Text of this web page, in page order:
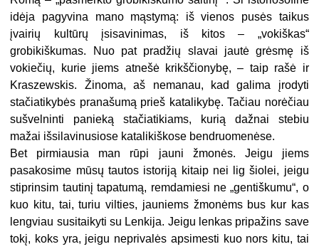
idėja pagyvina mano mąstymą: iš vienos pusės taikus
įvairių kultūrų įsisavinimas, iš kitos – „vokiškas“
grobikiškumas. Nuo pat pradžių slavai jautė grėsmę iš
vokiečių, kurie jiems atnešė krikščionybę, – taip rašė ir
Kraszewskis. Žinoma, aš nemanau, kad galima įrodyti
stačiatikybės pranašumą prieš katalikybę. Tačiau norėčiau
sušvelninti panieką stačiatikiams, kurią dažnai stebiu
mažai išsilavinusiose katalikiškose bendruomenėse.
Bet pirmiausia man rūpi jauni žmonės. Jeigu jiems
pasakosime mūsų tautos istoriją kitaip nei lig šiolei, jeigu
stiprinsim tautinį tapatumą, remdamiesi ne „gentiškumu“, o
kuo kitu, tai, turiu vilties, jauniems žmonėms bus kur kas
lengviau susitaikyti su Lenkija. Jeigu lenkas pripažins save
tokį, koks yra, jeigu neprivalės apsimesti kuo nors kitu, tai